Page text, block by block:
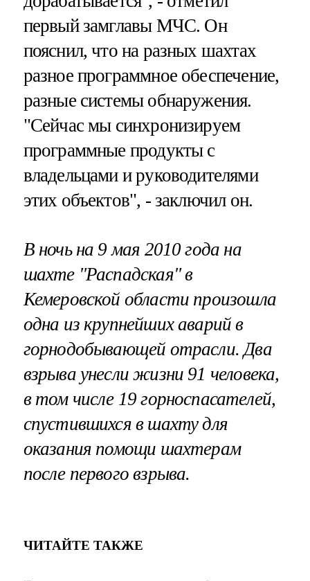
первый замглавы МЧС. Он
пояснил, что на разных шахтах
разное программное обеспечение,
разные системы обнаружения.
"Сейчас мы синхронизируем
программные продукты с
владельцами и руководителями
этих объектов", - заключил он.
В ночь на 9 мая 2010 года на
шахте "Распадская" в
Кемеровской области произошла
одна из крупнейших аварий в
горнодобывающей отрасли. Два
взрыва унесли жизни 91 человека,
в том числе 19 горноспасателей,
спустившихся в шахту для
оказания помощи шахтерам
после первого взрыва.
ЧИТАЙТЕ ТАКЖЕ